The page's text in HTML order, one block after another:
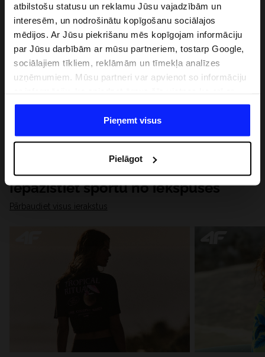
atbilstošu statusu un reklamu Jūsu vajadzībām un
interesēm, un nodrošinātu kopīgošanu sociālajos
mēdijos. Ar Jūsu piekrišanu mēs kopīgojam informāciju
par Jūsu darbībām ar mūsu partneriem, tostarp Google,
sociālajiem tīkliem, reklāmām un tīmekļa analīzes
uzņēmumiem. Mūsu partneri var apvienot so informāciju
datiem, ko viņi iegūst, izmantojot viņu pakalpojumus. Ar
Jūsu atļauju, mēs varam pārsūtīt Jūsu personas datus
saviem partneriem, lai uzlabotu veidu, kadā tiek rādīta
saturu un uzlabotu mūsu partneru piedāvātos risinajumus
( piem. socialos tīklus). Detalizētu informāciju var atrast
mūsu Privātuma politikā un sadaļā "Detaļas".
Pieņemt visus
Pielāgot
Iepazīstiet sportu no iekšpuses
Pārbaudiet visus ierakstus